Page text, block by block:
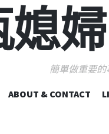
簡單做重要
ABOUT & CONTACT